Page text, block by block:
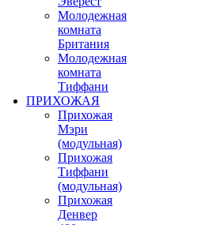
Молодежная
комната
Британия
Молодежная
комната
Тиффани
ПРИХОЖАЯ
Прихожая
Мэри
(модульная)
Прихожая
Тиффани
(модульная)
Прихожая
Денвер